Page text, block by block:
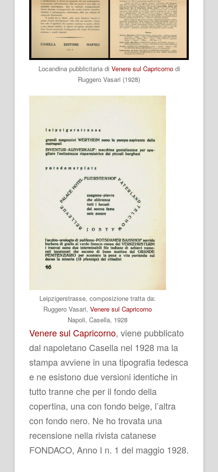
Locandina pubblicitaria di Venere sul Capricornodi
Ruggero Vasari (1928)
Leipzigerstrasse, composizione tratta da:
Ruggero Vasari, Venere sul Capricorno
Napoli, Casella, 1928
Venere sul Capricorno, viene pubblicato
dal napoletano Casella nel 1928 ma la
stampa avviene in una tipografia tedesca
e ne esistono due versioni identiche in
tutto tranne che per il fondo della
copertina, una con fondo beige, l’altra
con fondo nero. Ne ho trovata una
recensione nella rivista catanese
FONDACO, Anno I n. 1 del maggio 1928.